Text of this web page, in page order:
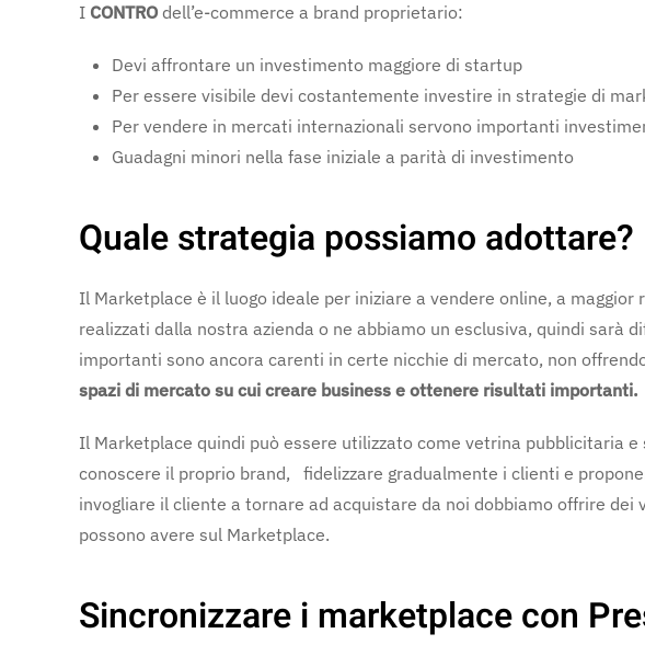
I CONTRO dell’e-commerce a brand proprietario:
Devi affrontare un investimento maggiore di startup
Per essere visibile devi costantemente investire in strategie di
Per vendere in mercati internazionali servono importanti
Guadagni minori nella fase iniziale a parità di investimento
Quale strategia possiamo adottare?
Il Marketplace è il luogo ideale per iniziare a vendere online, a
realizzati dalla nostra azienda o ne abbiamo un esclusiva, quindi sarà
importanti sono ancora carenti in certe nicchie di mercato, non
spazi di mercato su cui creare business e ottenere risultati importanti.
Il Marketplace quindi può essere utilizzato come vetrina pubblicitaria
conoscere il proprio brand, fidelizzare gradualmente i clienti e
invogliare il cliente a tornare ad acquistare da noi dobbiamo offrire dei
possono avere sul Marketplace.
Sincronizzare i marketplace con